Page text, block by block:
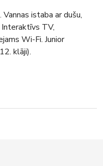
istaba ar dušu,
TV,
Wi-Fi. Junior
klāji).